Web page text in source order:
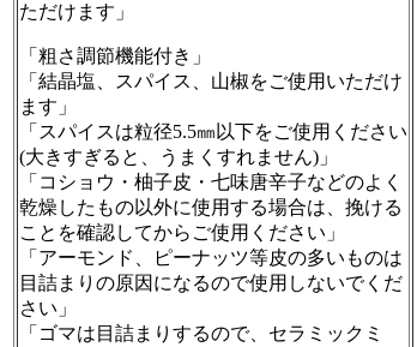
ただけます」
「粗さ調節機能付き」
「結晶塩、スパイス、山椒をご使用いただけ
ます」
「スパイスは粒径5.5㎜以下をご使用ください
(大きすぎると、うまくすれません)」
「コショウ・柚子皮・七味唐辛子などのよく
乾燥したもの以外に使用する場合は、挽ける
ことを確認してからご使用ください」
「アーモンド、ピーナッツ等皮の多いものは
目詰まりの原因になるので使用しないでくだ
さい」
「ゴマは目詰まりするので、セラミックミ